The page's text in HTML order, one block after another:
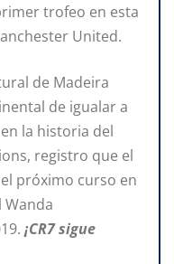
trofeo en esta
United.
de Madeira
de igualar a
la historia del
registro que el
próximo curso en
¡CR7 sigue